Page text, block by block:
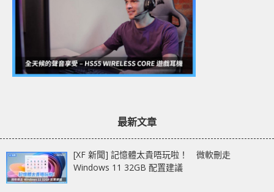
最新文章
[XF 新聞] 記憶體太貴唔玩啦！ 微軟刪走
Windows 11 32GB 配置建議